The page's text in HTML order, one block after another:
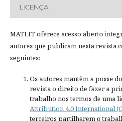
LICENÇA
MATLIT oferece acesso aberto
autores que publicam nesta revista
seguintes:
Os autores mantêm a posse do
revista o direito de fazer a
trabalho nos termos de uma
Attribution 4.0 International
terceiros partilharem o